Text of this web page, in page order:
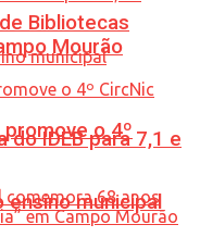
do IDEB para 7,1 e
municipal
Bibliotecas
Mourão
o 4º